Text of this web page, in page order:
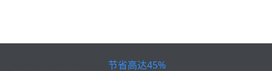
节省高达45%